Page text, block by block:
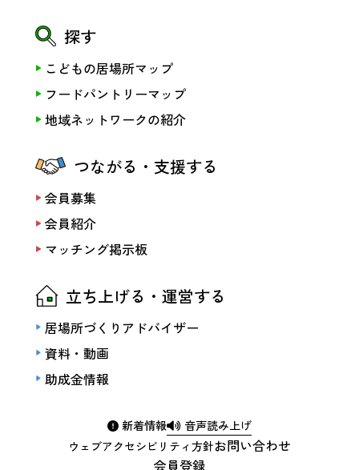
新着情報 音声読み上げ
会員登録
お問い合わせ
ウェブアクセシビリティ方針
探す
こどもの居場所マップ
フードパントリーマップ
地域ネットワークの紹介
つながる・支援する
会員募集
会員紹介
マッチング掲示板
立ち上げる・運営する
居場所づくりアドバイザー
資料・動画
助成金情報